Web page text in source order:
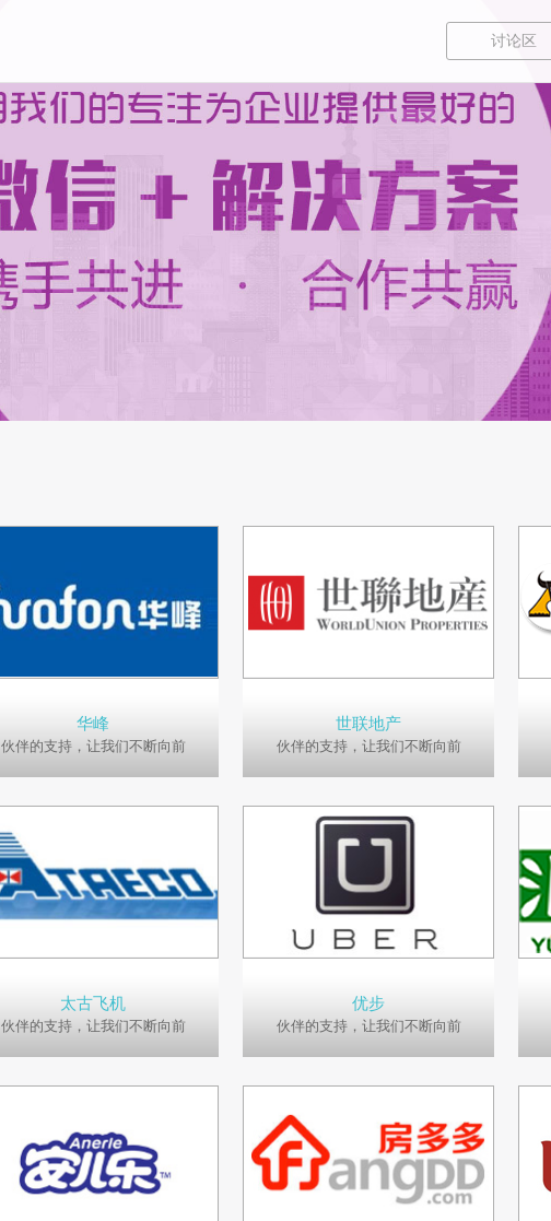
讨论区
华峰
伙伴的支持，让我们不断向前
世联地产
伙伴的支持，让我们不断向前
太古飞机
伙伴的支持，让我们不断向前
优步
伙伴的支持，让我们不断向前